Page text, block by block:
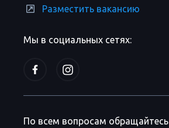
Мы в социальных сетях:
Разместить вакансию
По всем вопросам обращайтесь